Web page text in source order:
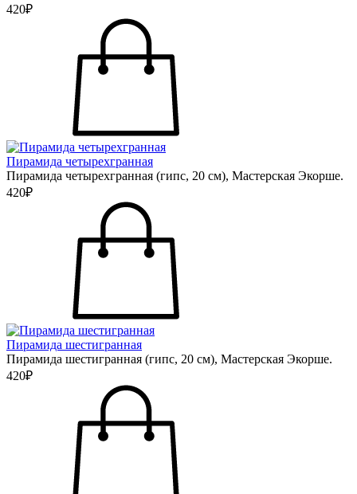
420₽
Пирамида четырехгранная
Пирамида четырехгранная (гипс, 20 см), Мастерская Экорше.
420₽
Пирамида шестигранная
Пирамида шестигранная (гипс, 20 см), Мастерская Экорше.
420₽